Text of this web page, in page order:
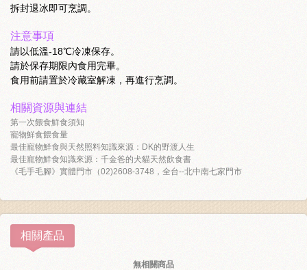
拆封退冰即可烹調。
注意事項
請以低溫-18℃冷凍保存。
請於保存期限內食用完畢。
食用前請置於冷藏室解凍，再進行烹調。
相關資源與連結
第一次餵食鮮食須知
寵物鮮食餵食量
最佳寵物鮮食與天然照料知識來源：DK的野渡人生
最佳寵物鮮食知識來源：千金爸的犬貓天然飲食書
《毛手毛腳》實體門市（02)2608-3748，全台--北中南七家門市
相關產品
無相關商品